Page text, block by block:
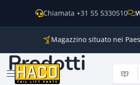
Magazzino situato nei
Spedizione in tutto il
Chiamata +31 55 5330510
Aprire il menu
Prodotti